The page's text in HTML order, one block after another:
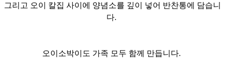
그리고 오이 칼집 사이에 양념소를 깊이 넣어 반찬통에 담습니
다.
오이소박이도 가족 모두 함께 만듭니다.